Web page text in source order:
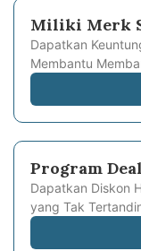
Miliki Merk
Dapatkan
Membantu
Program
Dapatkan Diskon
yang Tak